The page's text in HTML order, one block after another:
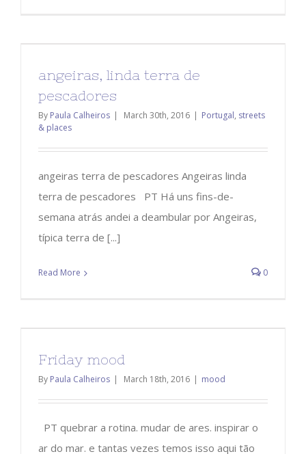
angeiras, linda terra de
pescadores
By Paula Calheiros | March 30th, 2016 | Portugal, streets
& places
angeiras terra de pescadores Angeiras linda
terra de pescadores PT Há uns fins-de-
semana atrás andei a deambular por Angeiras,
típica terra de [...]
Read More 0
Friday mood
By Paula Calheiros | March 18th, 2016 | mood
PT quebrar a rotina. mudar de ares. inspirar o
ar do mar. e tantas vezes temos isso aqui tão